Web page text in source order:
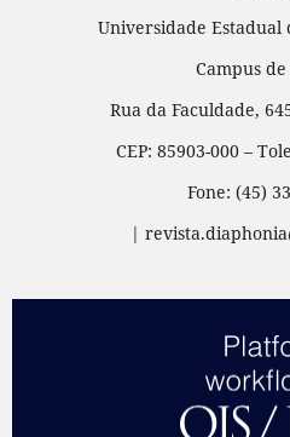
Universidade Estadual
Campus
Rua da Faculdade,
CEP: 85903-000 –
Fone: (45)
|